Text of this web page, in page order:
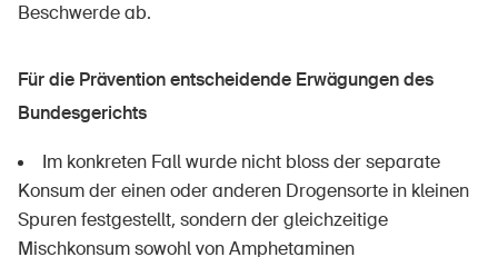
Beschwerde ab.
Für die Prävention entscheidende Erwägungen des
Bundesgerichts
Im konkreten Fall wurde nicht bloss der separate
Konsum der einen oder anderen Drogensorte in kleinen
Spuren festgestellt, sondern der gleichzeitige
Mischkonsum sowohl von Amphetaminen